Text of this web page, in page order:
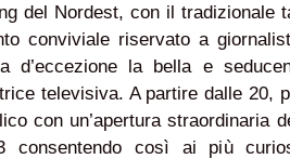
del Nordest, con il tradizionale
conviviale riservato a
d’eccezione la bella e
televisiva. A partire dalle 20,
con un’apertura straordinaria
consentendo così ai più